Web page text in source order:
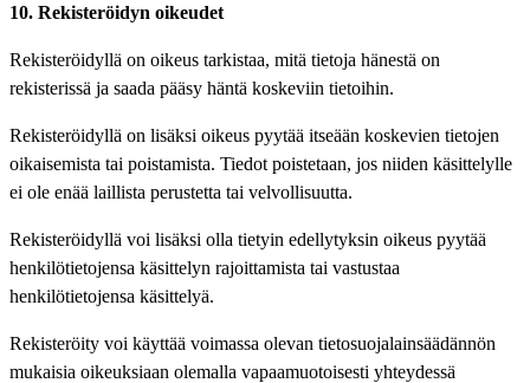
10. Rekisteröidyn oikeudet
Rekisteröidyllä on oikeus tarkistaa, mitä tietoja hänestä on
rekisterissä ja saada pääsy häntä koskeviin tietoihin.
Rekisteröidyllä on lisäksi oikeus pyytää itseään koskevien tietojen
oikaisemista tai poistamista. Tiedot poistetaan, jos niiden käsittelylle
ei ole enää laillista perustetta tai velvollisuutta.
Rekisteröidyllä voi lisäksi olla tietyin edellytyksin oikeus pyytää
henkilötietojensa käsittelyn rajoittamista tai vastustaa
henkilötietojensa käsittelyä.
Rekisteröity voi käyttää voimassa olevan tietosuojalainsäädännön
mukaisia oikeuksiaan olemalla vapaamuotoisesti yhteydessä